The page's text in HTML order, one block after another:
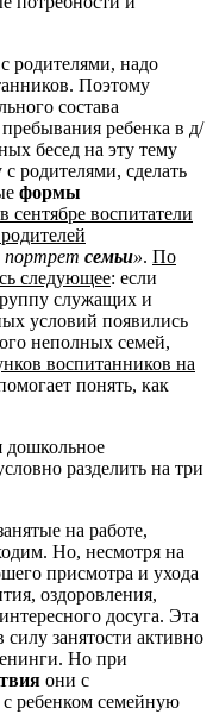
родителями, надо
Поэтому
состава
ребенка в д/
бесед на эту тему
родителями, сделать
формы
сентябре воспитатели
портрет семьи». По
следующее: если
служащих и
условий появились
неполных семей,
воспитанников на
понять, как
дошкольное
разделить на три
на работе,
Но, несмотря на
присмотра и ухода
оздоровления,
досуга. Эта
занятости активно
Но при
они с
с ребенком семейную